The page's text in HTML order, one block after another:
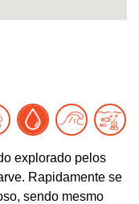
explorado pelos
Rapidamente se
sendo mesmo